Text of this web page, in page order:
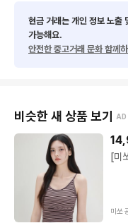
현금 거래는 개인 정보 노출
가능해요.
안전한 중고거래 문화 함께하
비슷한 새 상품 보기 AD
[미
미쏘